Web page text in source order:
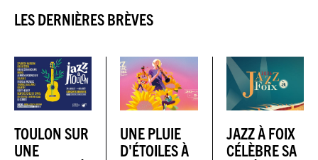
LES DERNIÈRES BRÈVES
TOULON SUR
UNE
UNE PLUIE
D'ÉTOILES À
JAZZ À FOIX
CÉLÈBRE SA